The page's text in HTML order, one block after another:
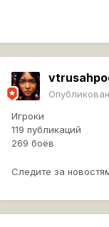
Игроки
119 публикаций
269 боёв
Следите за